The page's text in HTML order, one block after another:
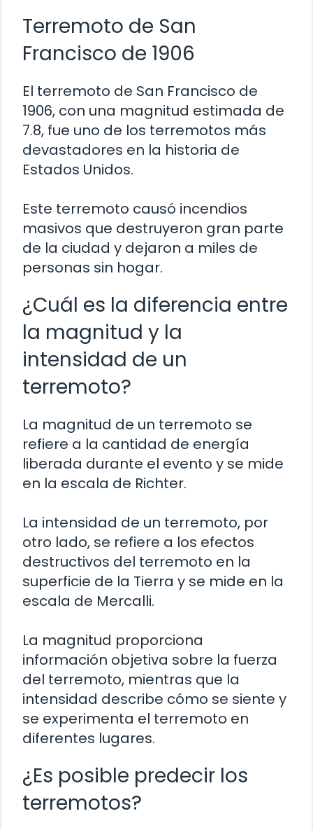
Terremoto de San
Francisco de 1906
El terremoto de San Francisco de
1906, con una magnitud estimada de
7.8, fue uno de los terremotos más
devastadores en la historia de
Estados Unidos.
Este terremoto causó incendios
masivos que destruyeron gran parte
de la ciudad y dejaron a miles de
personas sin hogar.
¿Cuál es la diferencia entre
la magnitud y la
intensidad de un
terremoto?
La magnitud de un terremoto se
refiere a la cantidad de energía
liberada durante el evento y se mide
en la escala de Richter.
La intensidad de un terremoto, por
otro lado, se refiere a los efectos
destructivos del terremoto en la
superficie de la Tierra y se mide en la
escala de Mercalli.
La magnitud proporciona
información objetiva sobre la fuerza
del terremoto, mientras que la
intensidad describe cómo se siente y
se experimenta el terremoto en
diferentes lugares.
¿Es posible predecir los
terremotos?